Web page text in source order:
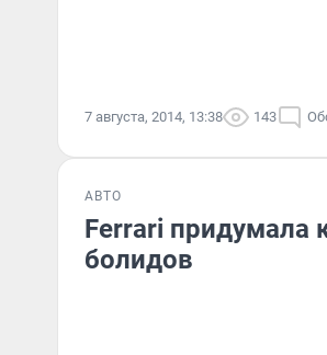
7 августа, 2014, 13:38 143
АВТО
Ferrari придумала
болидов